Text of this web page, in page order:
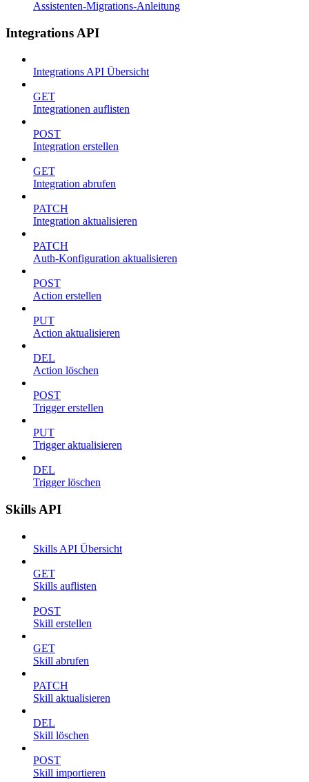
Assistenten-Migrations-Anleitung
Integrations API
Integrations API Übersicht
GET
Integrationen auflisten
POST
Integration erstellen
GET
Integration abrufen
PATCH
Integration aktualisieren
PATCH
Auth-Konfiguration aktualisieren
POST
Action erstellen
PUT
Action aktualisieren
DEL
Action löschen
POST
Trigger erstellen
PUT
Trigger aktualisieren
DEL
Trigger löschen
Skills API
Skills API Übersicht
GET
Skills auflisten
POST
Skill erstellen
GET
Skill abrufen
PATCH
Skill aktualisieren
DEL
Skill löschen
POST
Skill importieren